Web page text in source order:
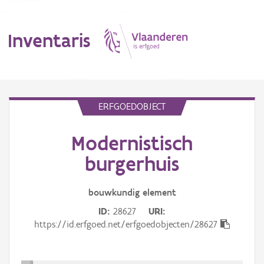
Inventaris
ERFGOEDOBJECT
Modernistisch
burgerhuis
bouwkundig element
ID 28627
URI
https://id.erfgoed.net/erfgoedobjecten/28627